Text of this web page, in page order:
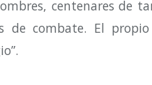
centenares de
de combate. El